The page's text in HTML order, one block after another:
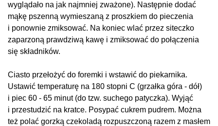
wyglądało na jak najmniej zważone). Następnie dodać
mąkę pszenną wymieszaną z proszkiem do pieczenia
i ponownie zmiksować. Na koniec wlać przez siteczko
zaparzoną prawdziwą kawę i zmiksować do połączenia
się składników.
Ciasto przełożyć do foremki i wstawić do piekarnika.
Ustawić temperaturę na 180 stopni C (grzałka góra - dół)
i piec 60 - 65 minut (do tzw. suchego patyczka). Wyjąć
i przestudzić na kratce. Posypać cukrem pudrem. Można
też polać gorzką czekoladą rozpuszczoną razem z masłem